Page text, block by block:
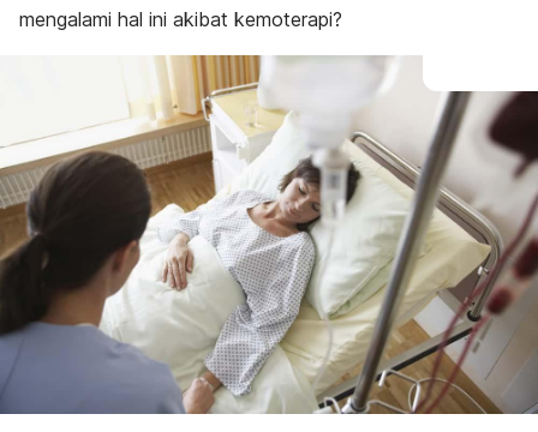
mengalami hal ini akibat kemoterapi?